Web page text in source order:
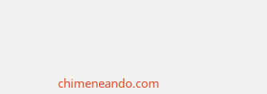
chimeneando.com